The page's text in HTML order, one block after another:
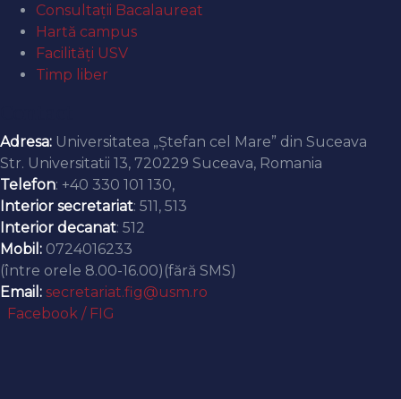
Consultații Bacalaureat
Hartă campus
Facilități USV
Timp liber
Adresa: Universitatea „Ștefan cel Mare” din Suceava
Str. Universitatii 13, 720229 Suceava, Romania
Telefon: +40 330 101 130,
Interior secretariat: 511, 513
Interior decanat: 512
Mobil: 0724016233
(între orele 8.00-16.00)(fără SMS)
Email: secretariat.fig@usm.ro
Facebook / FIG